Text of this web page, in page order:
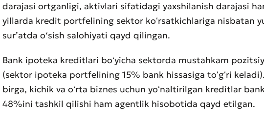
Xizmat sifatini baholang
darajasi ortganligi, aktivlari sifatidagi yaxshilanish darajasi
yillarda kredit portfelining sektor koʻrsatkichlariga nisbatan
sur’atda o‘sish salohiyati qayd qilingan.
Bank ipoteka kreditlari boʻyicha sektorda mustahkam
(sektor ipoteka portfelining 15% bank hissasiga toʻgʻri
birga, kichik va oʻrta biznes uchun yoʻnaltirilgan kreditlar
48%ini tashkil qilishi ham agentlik hisobotida qayd etilgan.